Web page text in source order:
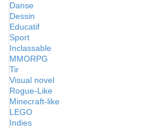
Danse
Dessin
Educatif
Sport
Inclassable
MMORPG
Tir
Visual novel
Rogue-Like
Minecraft-like
LEGO
Indies